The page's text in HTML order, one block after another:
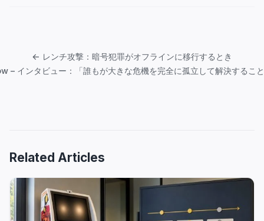
← レンチ攻撃：暗号犯罪がオフラインに移行するとき
– インタビュー：「誰もが大きな危機を完全に孤立して解決するこ
Related Articles